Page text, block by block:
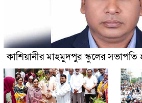
কাশিয়ানীর মাহমুদপুর স্কুলের সভাপতি